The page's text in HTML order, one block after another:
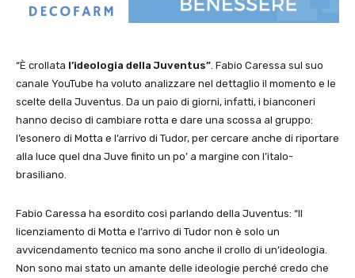
“È crollata l’ideologia della Juventus” . Fabio Caressa sul suo
canale YouTube ha voluto analizzare nel dettaglio il momento e le
scelte della Juventus. Da un paio di giorni, infatti, i bianconeri
hanno deciso di cambiare rotta e dare una scossa al gruppo:
l’esonero di Motta e l’arrivo di Tudor, per cercare anche di riportare
alla luce quel dna Juve finito un po’ a margine con l’italo-
brasiliano.
Fabio Caressa ha esordito così parlando della Juventus: “Il
licenziamento di Motta e l’arrivo di Tudor non è solo un
avvicendamento tecnico ma sono anche il crollo di un’ideologia.
Non sono mai stato un amante delle ideologie perché credo che